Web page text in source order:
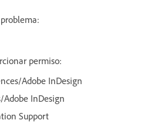
permiso:
Adobe InDesign
InDesign
Support